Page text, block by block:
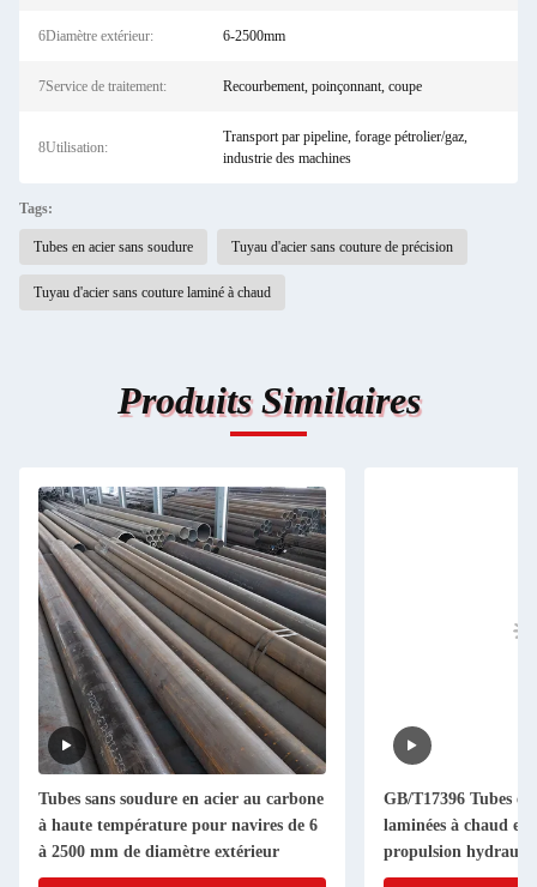
6Diamètre extérieur: 6-2500mm
7Service de traitement: Recourbement, poinçonnant, coupe
8Utilisation:
Transport par pipeline, forage pétrolier/gaz,
industrie des machines
Tags:
Tubes en acier sans soudure Tuyau d'acier sans couture de précision
Tuyau d'acier sans couture laminé à chaud
Produits Similaires
Tubes sans soudure en acier au carbone
à haute température pour navires de 6
à 2500 mm de diamètre extérieur
GB/T17396 Tubes
laminées à chaud
propulsion